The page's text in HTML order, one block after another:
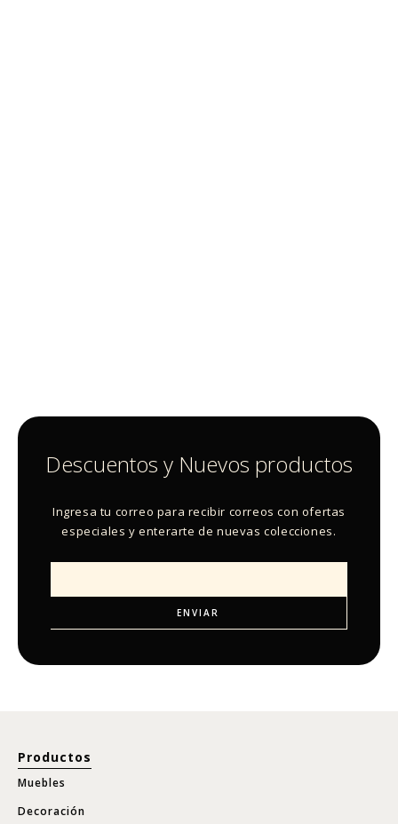
Descuentos y Nuevos productos
Ingresa tu correo para recibir correos con ofertas
especiales y enterarte de nuevas colecciones.
Productos
Muebles
Decoración